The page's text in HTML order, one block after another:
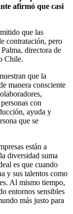
afirmó que casi
que las
contratación, pero
directora de
Chile.
que la
manera consciente
con
ayuda y
que se
están a
diversidad suma
es que cuando
y sus talentos como
Al mismo tiempo,
entornos sensibles
más justo para